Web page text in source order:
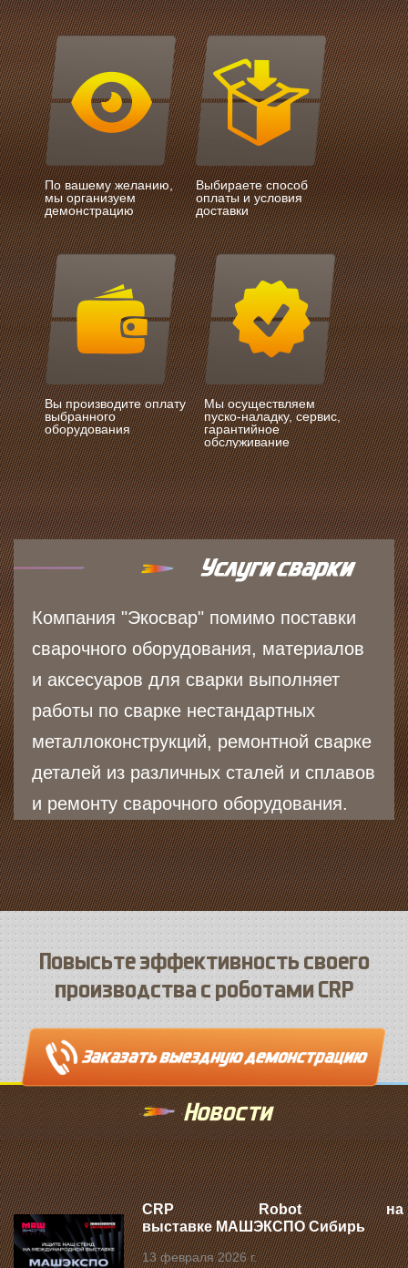
По вашему желанию,
мы организуем
демонстрацию
Выбираете способ
оплаты и условия
доставки
Вы производите оплату
выбранного
оборудования
Мы осуществляем
пуско-наладку, сервис,
гарантийное
обслуживание
Компания "Экосвар" помимо поставки
сварочного оборудования, материалов
и аксесуаров для сварки выполняет
работы по сварке нестандартных
металлоконструкций, ремонтной сварке
деталей из различных сталей и сплавов
и ремонту сварочного оборудования.
Повысьте эффективность своего
производства с роботами CRP
Новости
CRP Robot на
выставке МАШЭКСПО Сибирь
13 февраля 2026 г.